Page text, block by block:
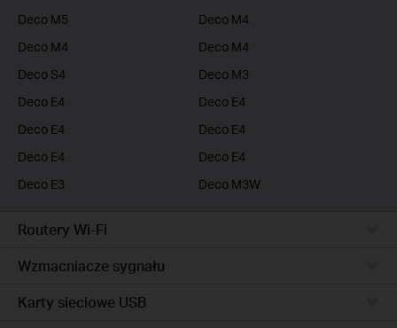
Deco M5
Deco M4
Deco M4
Deco M4
Deco S4
Deco M3
Deco E4
Deco E4
Deco E4
Deco E4
Deco E4
Deco E4
Deco E3
Deco M3W
Routery Wi-Fi
Wzmacniacze sygnału
Karty sieciowe USB